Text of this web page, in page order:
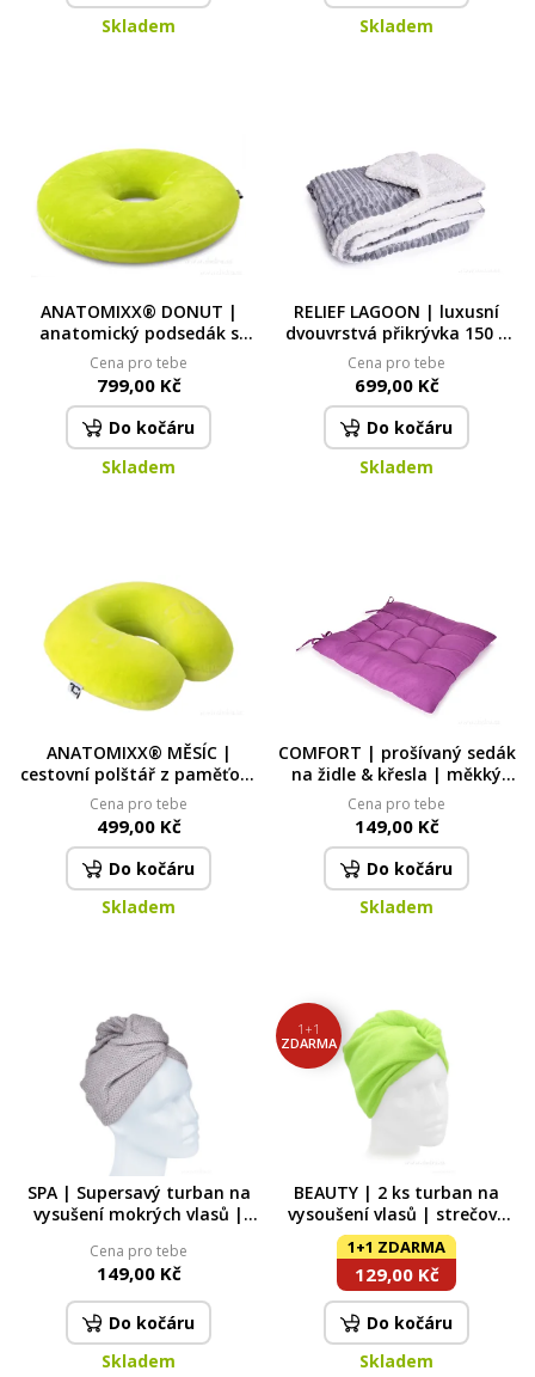
Skladem
Skladem
ANATOMIXX® DONUT |
anatomický podsedák s
otvorem z paměťové pěny |
úleva při bolesti zad, kostrče
& hemoroidech
Cena pro tebe
799,00 Kč
Do kočáru
Skladem
RELIEF LAGOON | luxusní
dvouvrstvá přikrývka 150 ×
200 cm | LAGOON VELVET &
hebká beránčí imitace |
šedá
Cena pro tebe
699,00 Kč
Do kočáru
Skladem
ANATOMIXX® MĚSÍC |
cestovní polštář z paměťové
pěny | opora krční páteře
při sezení
Cena pro tebe
499,00 Kč
Do kočáru
Skladem
COMFORT | prošívaný sedák
na židle & křesla | měkký
sedák s vázáním | fialový |
35 × 35 cm
Cena pro tebe
149,00 Kč
Do kočáru
Skladem
SPA | Supersavý turban na
vysušení mokrých vlasů |
Cena pro tebe
149,00 Kč
Do kočáru
Skladem
1+1
ZDARMA
BEAUTY | 2 ks turban na
vysoušení vlasů | strečové
mikrovlákno | super savý |
zelený
1+1 ZDARMA
129,00 Kč
Do kočáru
Skladem